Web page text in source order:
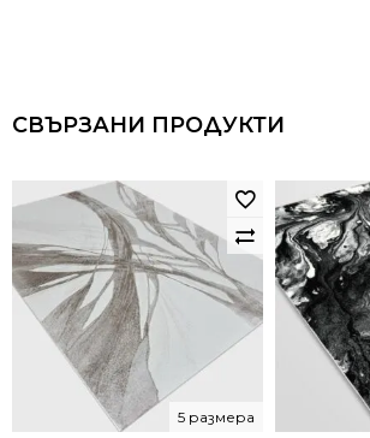
СВЪРЗАНИ ПРОДУКТИ
5 размера